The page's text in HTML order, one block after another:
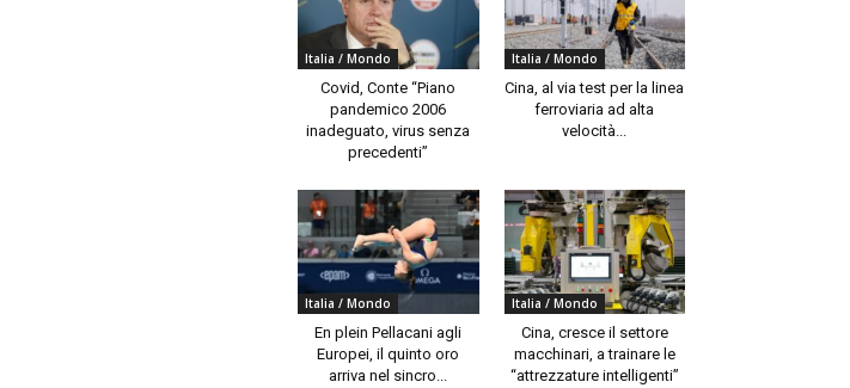
Italia / Mondo
Covid, Conte “Piano
pandemico 2006
inadeguato, virus senza
precedenti”
Italia / Mondo
Cina, al via test per la linea
ferroviaria ad alta
velocità...
Italia / Mondo
En plein Pellacani agli
Europei, il quinto oro
arriva nel sincro...
Italia / Mondo
Cina, cresce il settore
macchinari, a trainare le
“attrezzature intelligenti”